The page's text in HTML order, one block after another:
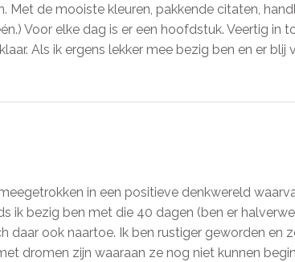
de mooiste kleuren, pakkende citaten,
Voor elke dag is er een hoofdstuk. Veertig in
Als ik ergens lekker mee bezig ben en er blij
in een positieve denkwereld
ik bezig ben met die 40 dagen (ben er
ook naartoe. Ik ben rustiger geworden en
dromen zijn waaraan ze nog niet kunnen